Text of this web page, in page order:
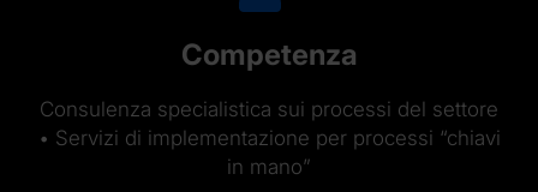
Competenza
Consulenza specialistica sui processi del settore
• Servizi di implementazione per processi “chiavi
in mano”